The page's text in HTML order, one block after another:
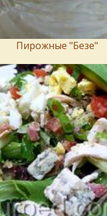
Пирожныe "Бeзe"